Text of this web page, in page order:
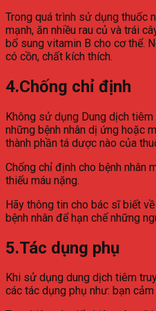
Trong quá trình sử dụng thuốc
mạnh, ăn nhiều rau củ và trái
bổ sung vitamin B cho cơ thể.
có cồn, chất kích thích.
4.Chống chỉ định
Không sử dụng Dung dịch
những bệnh nhân dị ứng hoặc
thành phần tá dược nào của
Chống chỉ định cho bệnh nhân
thiếu máu nặng.
Hãy thông tin cho bác sĩ biết
bệnh nhân để hạn chế những
5.Tác dụng phụ
Khi sử dụng dung dịch tiêm
các tác dụng phụ như: bạn